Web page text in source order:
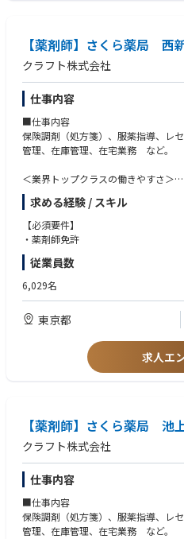
躍できる環境です
業界トップクラスの認定薬局数や多
の志向性に合わせて異動することも可
現場での調剤業務にとどまらず、本
など大手調剤チェーンならではの多
【薬剤師】さくら薬局 西
クラフト株式会社
仕事内容
■仕事内容
保険調剤（処方箋）、服薬指導、レ
管理、在庫管理、在宅業務 など。
＜業界トップクラスの働きやすさ＞
業界最多クラスの年間休日126日＋有
減や希望休など、どなたにとっても働
充実した手当や福利厚生、育児支援
ため、長く働いていただけます
も45％と高い水準です
全国に800店舗以上展開。転居の際
生活スタートが可能です
＜薬剤師として成長、活躍できる環
中途入社者への導入・フォロー研修
スタートしていただけます
躍できる環境です
業界トップクラスの認定薬局数や多
の志向性に合わせて異動することも可
現場での調剤業務にとどまらず、本
など大手調剤チェーンならではの多
求める経験 / スキル
【必須要件】
・薬剤師免許
従業員数
6,029名
東京都
求人エ
【薬剤師】さくら薬局 池
クラフト株式会社
仕事内容
■仕事内容
保険調剤（処方箋）、服薬指導、レ
管理、在庫管理、在宅業務 など。